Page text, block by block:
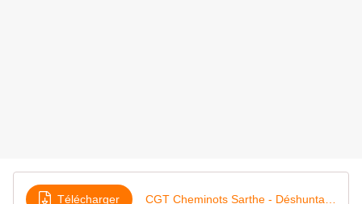
Télécharger